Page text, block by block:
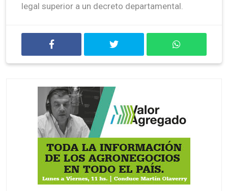
legal superior a un decreto departamental.